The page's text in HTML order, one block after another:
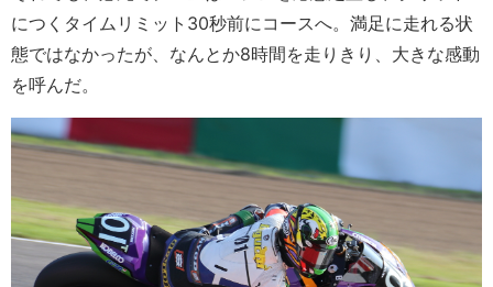
につくタイムリミット30秒前にコースへ。満足に走れる状
態ではなかったが、なんとか8時間を走りきり、大きな感動
を呼んだ。